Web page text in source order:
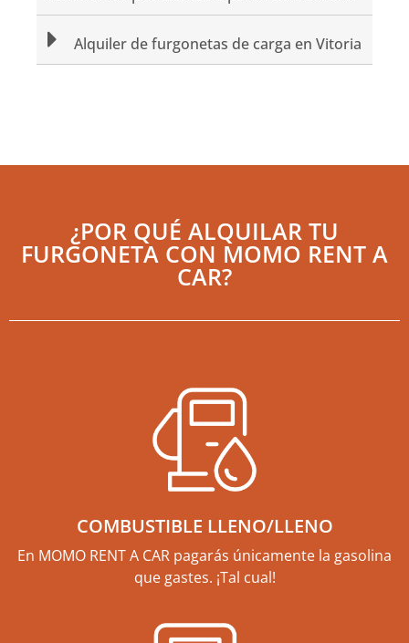
Alquiler de furgonetas de carga en Vitoria
¿POR QUÉ ALQUILAR TU
FURGONETA CON MOMO RENT A
CAR?
COMBUSTIBLE LLENO/LLENO
En MOMO RENT A CAR pagarás únicamente la gasolina
que gastes. ¡Tal cual!